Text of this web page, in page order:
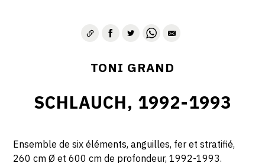
TONI GRAND
SCHLAUCH, 1992-1993
Ensemble de six éléments, anguilles, fer et stratifié,
260 cm Ø et 600 cm de profondeur, 1992-1993.